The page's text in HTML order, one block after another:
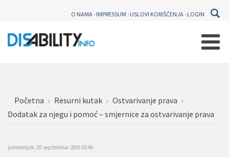
O NAMA IMPRESSUM USLOVI KORIŠĆENJA LOGIN
Početna Resurni kutak
Ostvarivanje prava
Dodatak za njegu i pomoć – smjernice za ostvarivanje prava
ponedeljak, 05 septembar 2016 10:46